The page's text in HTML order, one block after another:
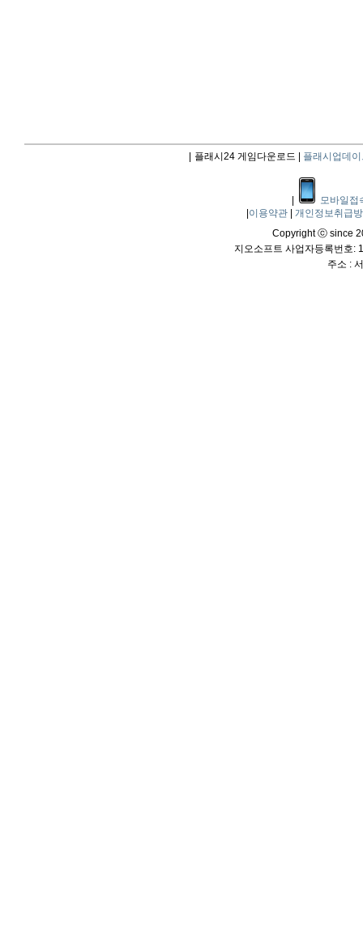
플래시24 게임다운로드 | 플래시업데이
모바일접
이용약관
개인정보취급
Copyright ⓒ since
지오소프트 사업자등록번호:
주소 :